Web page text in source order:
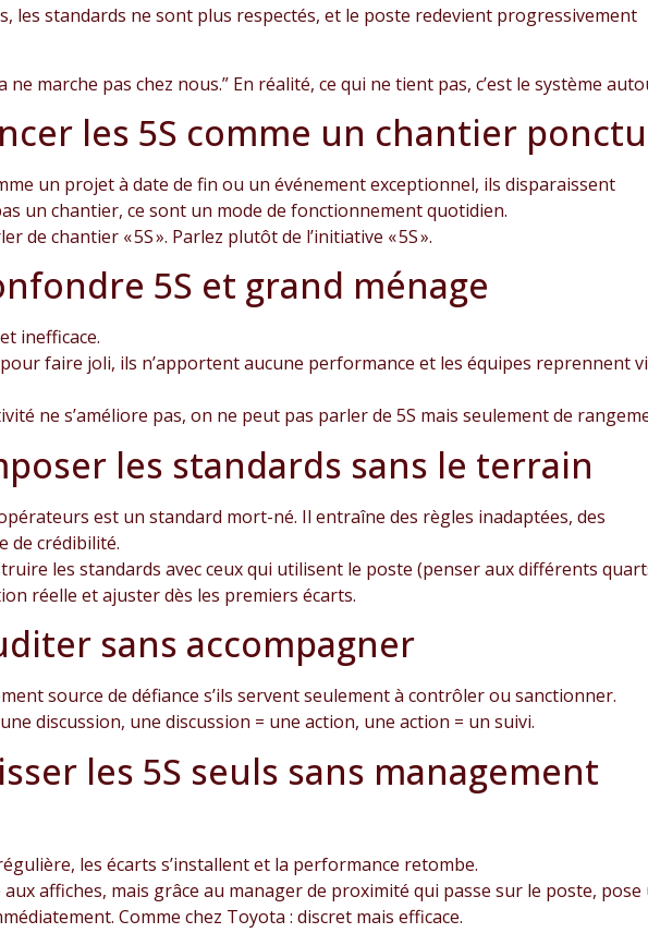
les standards ne sont plus respectés, et le poste redevient progressivement
ne marche pas chez nous.” En réalité, ce qui ne tient pas, c’est le système
les 5S comme un chantier
un projet à date de fin ou un événement exceptionnel, ils disparaissent
un chantier, ce sont un mode de fonctionnement quotidien.
de chantier « 5S ». Parlez plutôt de l’initiative « 5S ».
5S et grand ménage
inefficace.
faire joli, ils n’apportent aucune performance et les équipes reprennent
ne s’améliore pas, on ne peut pas parler de 5S mais seulement de
les standards sans le terrain
est un standard mort-né. Il entraîne des règles inadaptées, des
de crédibilité.
les standards avec ceux qui utilisent le poste (penser aux différents
réelle et ajuster dès les premiers écarts.
sans accompagner
source de défiance s’ils servent seulement à contrôler ou sanctionner.
discussion, une discussion = une action, une action = un suivi.
les 5S seuls sans management
les écarts s’installent et la performance retombe.
affiches, mais grâce au manager de proximité qui passe sur le poste, pose
Comme chez Toyota : discret mais efficace.